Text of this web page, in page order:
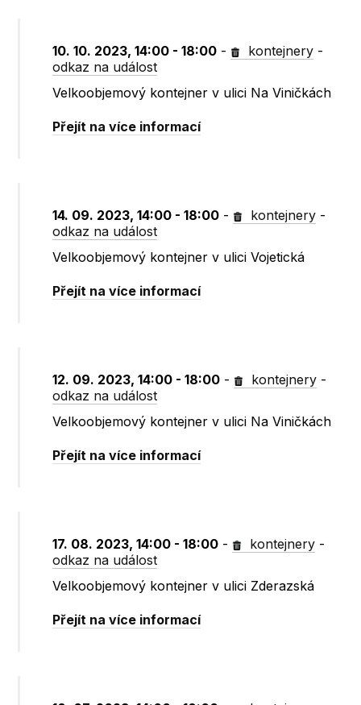
10. 10. 2023, 14:00 - 18:00 - kontejnery -
odkaz na událost
Velkoobjemový kontejner v ulici Na Viničkách
Přejít na více informací
14. 09. 2023, 14:00 - 18:00 - kontejnery -
odkaz na událost
Velkoobjemový kontejner v ulici Vojetická
Přejít na více informací
12. 09. 2023, 14:00 - 18:00 - kontejnery -
odkaz na událost
Velkoobjemový kontejner v ulici Na Viničkách
Přejít na více informací
17. 08. 2023, 14:00 - 18:00 - kontejnery -
odkaz na událost
Velkoobjemový kontejner v ulici Zderazská
Přejít na více informací